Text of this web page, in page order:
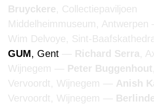
Bruyckere, Collectiepaviljoen
Middelheimmuseum, Antwerpen
Wim Delvoye, Sint-
GUM, Gent Richard Serra,
Wijnegem
Peter Buggenhout
Vervoordt, Wijnegem
Anish
Vervoordt, Wijnegem